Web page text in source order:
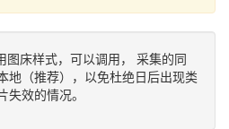
图床样式，可以调用， 采集的同
地（推荐），以免杜绝日后出现类
失效的情况。